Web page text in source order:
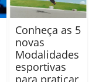
Conheça as 5
novas
Modalidades
esportivas
para praticar